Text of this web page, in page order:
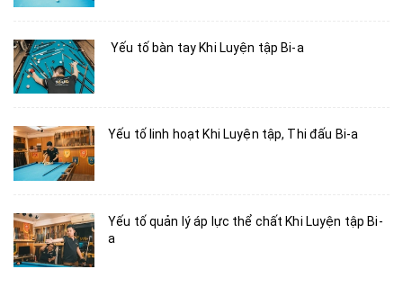
Yếu tố bàn tay Khi Luyện tập Bi-a
Yếu tố linh hoạt Khi Luyện tập, Thi đấu Bi-a
Yếu tố quản lý áp lực thể chất Khi Luyện tập Bi-
a